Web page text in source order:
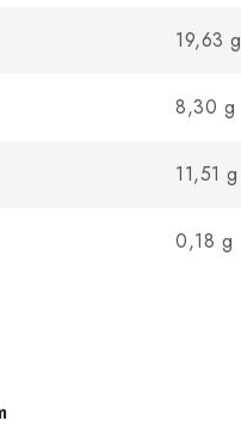
19,63 g
8,30 g
11,51 g
0,18 g